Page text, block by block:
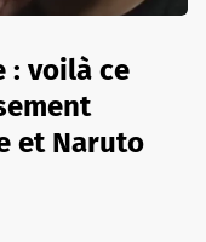
: voilà ce
et Naruto